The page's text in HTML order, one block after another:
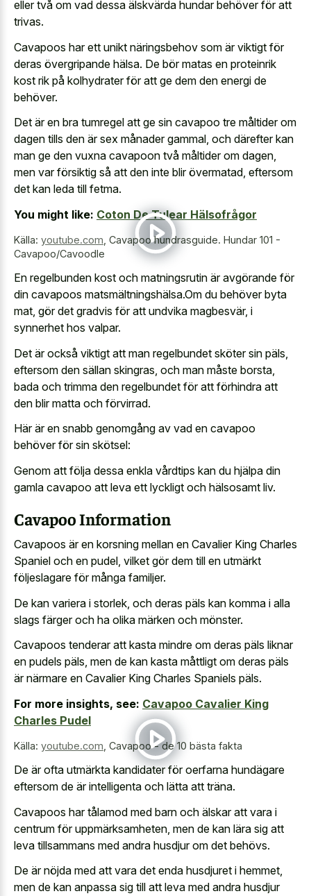
eller två om vad dessa älskvärda hundar behöver för att
trivas.
Cavapoos har ett unikt näringsbehov som är viktigt för
deras övergripande hälsa. De bör matas en proteinrik
kost rik på kolhydrater för att ge dem den energi de
behöver.
Det är en bra tumregel att ge sin cavapoo tre måltider om
dagen tills den är sex månader gammal, och därefter kan
man ge den vuxna cavapoon två måltider om dagen,
men var försiktig så att den inte blir övermatad, eftersom
det kan leda till fetma.
You might like: Coton De Tulear Hälsofrågor
Källa: youtube.com Cavapoo hundrasguide. Hundar 101 -
Cavapoo/Cavoodle
En regelbunden kost och matningsrutin är avgörande för
din cavapoos matsmältningshälsa.Om du behöver byta
mat, gör det gradvis för att undvika magbesvär, i
synnerhet hos valpar.
Det är också viktigt att man regelbundet sköter sin päls,
eftersom den sällan skingras, och man måste borsta,
bada och trimma den regelbundet för att förhindra att
den blir matta och förvirrad.
Här är en snabb genomgång av vad en cavapoo
behöver för sin skötsel:
Genom att följa dessa enkla vårdtips kan du hjälpa din
gamla cavapoo att leva ett lyckligt och hälsosamt liv.
Cavapoo Information
Cavapoos är en korsning mellan en Cavalier King Charles
Spaniel och en pudel, vilket gör dem till en utmärkt
följeslagare för många familjer.
De kan variera i storlek, och deras päls kan komma i alla
slags färger och ha olika märken och mönster.
Cavapoos tenderar att kasta mindre om deras päls liknar
en pudels päls, men de kan kasta måttligt om deras päls
är närmare en Cavalier King Charles Spaniels päls.
For more insights, see: Cavapoo Cavalier King
Charles Pudel
Källa: youtube.com Cavapoo - de 10 bästa fakta
De är ofta utmärkta kandidater för oerfarna hundägare
eftersom de är intelligenta och lätta att träna.
Cavapoos har tålamod med barn och älskar att vara i
centrum för uppmärksamheten, men de kan lära sig att
leva tillsammans med andra husdjur om det behövs.
De är nöjda med att vara det enda husdjuret i hemmet,
men de kan anpassa sig till att leva med andra husdjur